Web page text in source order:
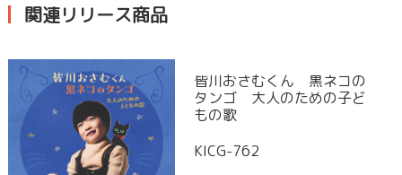
関連リリース商品
皆川おさむくん 黒ネコの
タンゴ 大人のための子ど
もの歌
KICG-762